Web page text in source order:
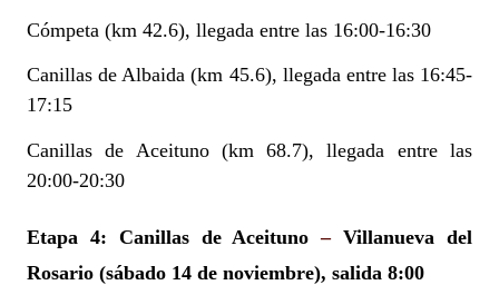
Cómpeta (km 42.6), llegada entre las 16:00-16:30
Canillas de Albaida (km 45.6), llegada entre las 16:45-
17:15
Canillas de Aceituno (km 68.7), llegada entre las
20:00-20:30
Etapa 4: Canillas de Aceituno–Villanueva del
Rosario (sábado 14 de noviembre), salida 8:00